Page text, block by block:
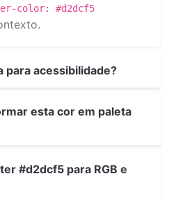
color: #d2dcf5
para acessibilidade?
esta cor em paleta
#d2dcf5 para RGB e